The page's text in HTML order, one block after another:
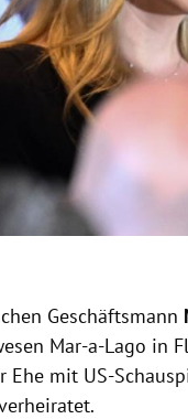
Geschäftsmann
Mar-a-Lago in
Ehe mit US-